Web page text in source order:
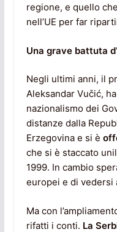
regione, e quello
nell’UE per far
Una grave battuta
Negli ultimi anni, il
Aleksandar Vučić,
nazionalismo dei
distanze dalla
Erzegovina e si è
che si è staccato
1999. In cambio
europei e di vedersi
Ma con
rifatti i conti. La